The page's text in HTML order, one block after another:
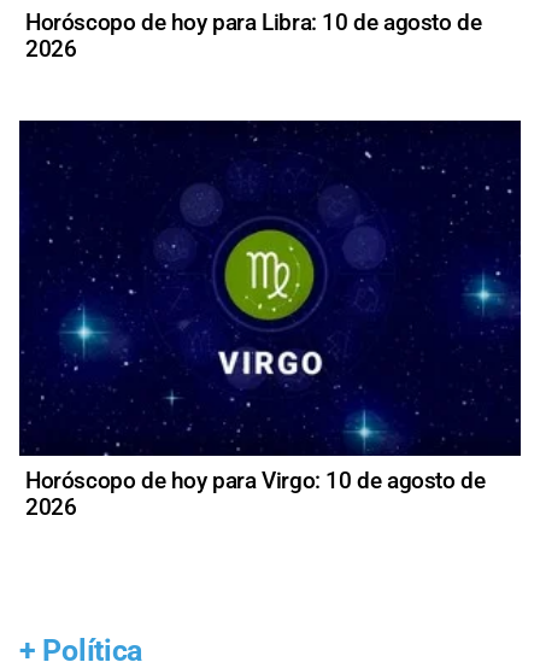
Horóscopo de hoy para Libra: 10 de agosto de
2026
Horóscopo de hoy para Virgo: 10 de agosto de
2026
+ Política